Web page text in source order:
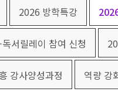
2026 방학특강
서릴레이 참여 신청
강사양성과정 역량 강